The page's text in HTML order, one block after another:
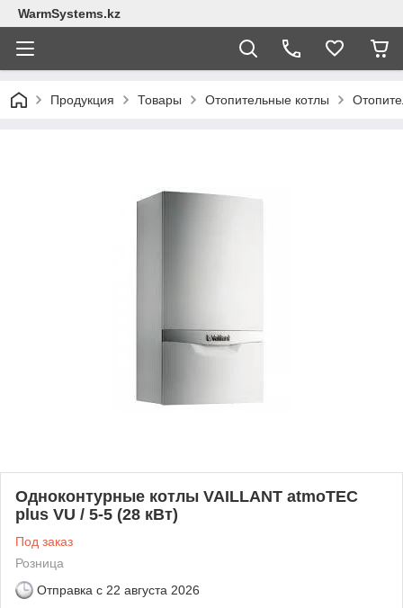
WarmSystems.kz
Продукция Товары Отопительные котлы
Одноконтурные котлы VAILLANT atmoTEC
plus VU / 5-5 (28 кВт)
Под заказ
Розница
Отправка с 22 августа 2026